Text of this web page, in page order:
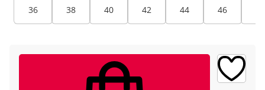
36 38 40 42 44 46